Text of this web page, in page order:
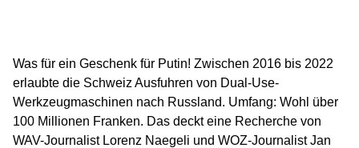
Was für ein Geschenk für Putin! Zwischen 2016 bis 2022
erlaubte die Schweiz Ausfuhren von Dual-Use-
Werkzeugmaschinen nach Russland. Umfang: Wohl über
100 Millionen Franken. Das deckt eine Recherche von
WAV-Journalist Lorenz Naegeli und WOZ-Journalist Jan